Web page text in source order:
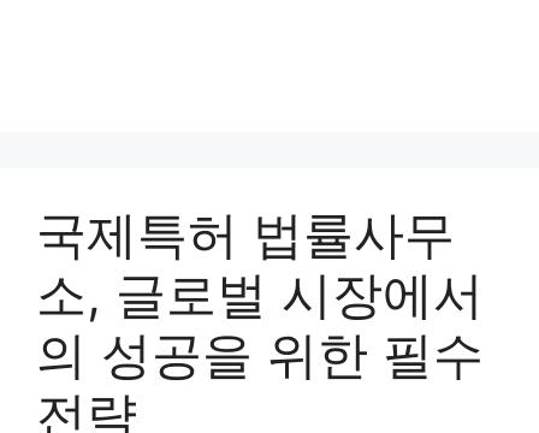
국제특허 법률사무
소, 글로벌 시장에서
의 성공을 위한 필수
전략